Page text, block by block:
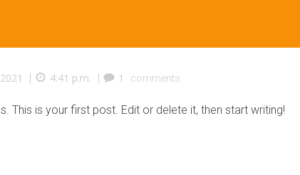
| 4:41 p.m. | 1 comments
This is your first post. Edit or delete it, then start writing!